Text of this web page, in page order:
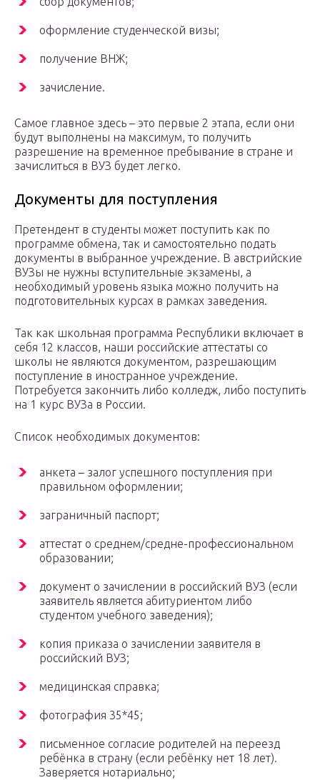
оформление студенческой визы;
получение ВНЖ;
зачисление.
Самое главное здесь – это первые 2 этапа, если они
будут выполнены на максимум, то получить
разрешение на временное пребывание в стране и
зачислиться в ВУЗ будет легко.
Документы для поступления
Претендент в студенты может поступить как по
программе обмена, так и самостоятельно подать
документы в выбранное учреждение. В австрийские
ВУЗы не нужны вступительные экзамены, а
необходимый уровень языка можно получить на
подготовительных курсах в рамках заведения.
Так как школьная программа Республики включает в
себя 12 классов, наши российские аттестаты со
школы не являются документом, разрешающим
поступление в иностранное учреждение.
Потребуется закончить либо колледж, либо поступить
на 1 курс ВУЗа в России.
Список необходимых документов:
анкета – залог успешного поступления при
правильном оформлении;
заграничный паспорт;
аттестат о среднем/средне-профессиональном
образовании;
документ о зачислении в российский ВУЗ (если
заявитель является абитуриентом либо
студентом учебного заведения);
копия приказа о зачислении заявителя в
российский ВУЗ;
медицинская справка;
фотография 35*45;
письменное согласие родителей на переезд
ребёнка в страну (если ребёнку нет 18 лет).
Заверяется нотариально;